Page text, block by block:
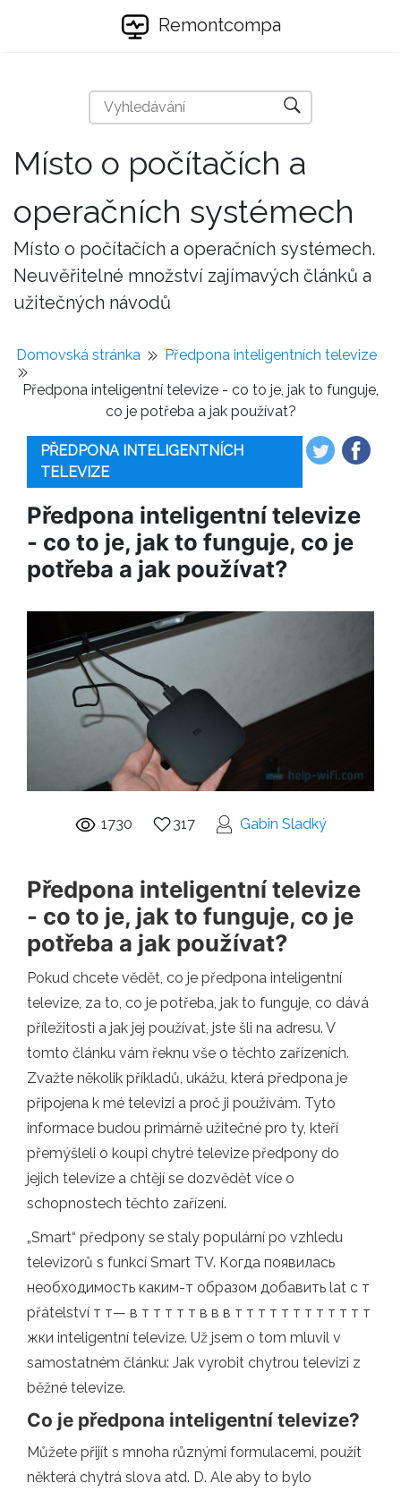
Remontcompa
Místo o počítačích a
operačních systémech
Místo o počítačích a operačních systémech.
Neuvěřitelné množství zajímavých článků a
užitečných návodů
Domovská stránka Předpona inteligentních televize
Předpona inteligentní televize - co to je, jak to funguje,
co je potřeba a jak používat?
PŘEDPONA INTELIGENTNÍCH
TELEVIZE
Předpona inteligentní televize
- co to je, jak to funguje, co je
potřeba a jak používat?
1730 317 Gabin Sladký
Předpona inteligentní televize
- co to je, jak to funguje, co je
potřeba a jak používat?
Pokud chcete vědět, co je předpona inteligentní
televize, za to, co je potřeba, jak to funguje, co dává
příležitosti a jak jej používat, jste šli na adresu. V
tomto článku vám řeknu vše o těchto zařízeních.
Zvažte několik příkladů, ukážu, která předpona je
připojena k mé televizi a proč ji používám. Tyto
informace budou primárně užitečné pro ty, kteří
přemýšleli o koupi chytré televize předpony do
jejich televize a chtějí se dozvědět více o
schopnostech těchto zařízení.
„Smart“ předpony se staly populární po vzhledu
televizorů s funkcí Smart TV. Когда появилась
необходимость каким-т образом добавить lat с т
přátelství т т— в т т т т т в в в т т т т т т т т т т т т
жки inteligentní televize. Už jsem o tom mluvil v
samostatném článku: Jak vyrobit chytrou televizi z
běžné televize.
Co je předpona inteligentní televize?
Můžete přijít s mnoha různými formulacemi, použít
některá chytrá slova atd. D. Ale aby to bylo